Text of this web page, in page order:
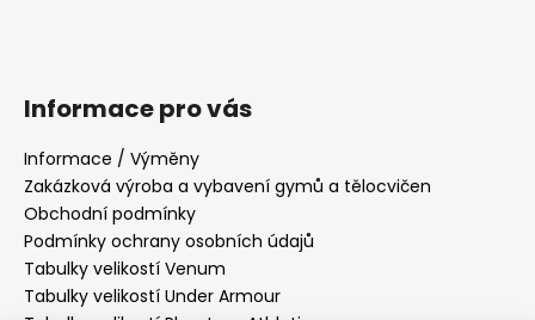
Informace pro vás
Informace / Výměny
Zakázková výroba a vybavení gymů a tělocvičen
Obchodní podmínky
Podmínky ochrany osobních údajů
Tabulky velikostí Venum
Tabulky velikostí Under Armour